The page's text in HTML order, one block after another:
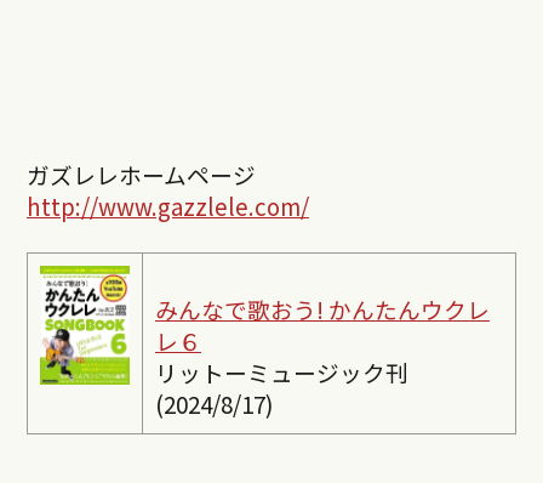
ガズレレホームページ
http://www.gazzlele.com/
みんなで歌おう! かんたんウクレ
レ６
リットーミュージック刊
(2024/8/17)